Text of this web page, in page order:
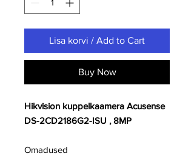
Lisa korvi / Add to Cart
Buy Now
Hikvision kuppelkaamera Acusense
DS-2CD2186G2-ISU , 8MP
Omadused